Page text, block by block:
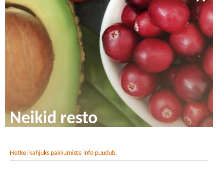
Neikid resto
Hetkel kahjuks pakkumiste info puudub.